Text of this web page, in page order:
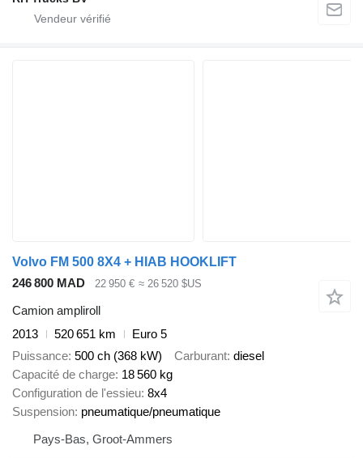
Volvo FM 500 8X4 + HIAB HOOKLIFT
246 800 MAD
22 950 € ≈ 26 520 $US
Camion ampliroll
2013
520 651 km
Euro 5
Puissance 500 ch (368 kW) Carburant diesel
Capacité de charge 18 560 kg
Configuration de l'essieu 8x4
Suspension pneumatique/pneumatique
Pays-Bas, Groot-Ammers